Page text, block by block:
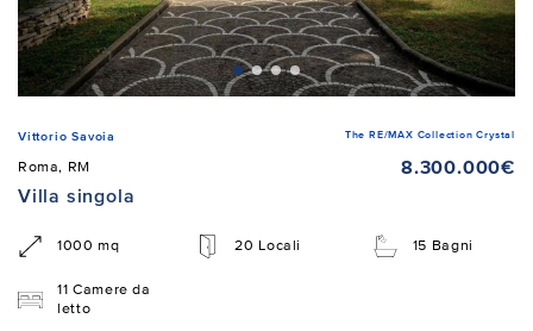
Vittorio Savoia The RE/MAX Collection Crystal
Roma, RM
8.300.000€
Villa singola
1000 mq 20 Locali 15 Bagni
11 Camere da
letto